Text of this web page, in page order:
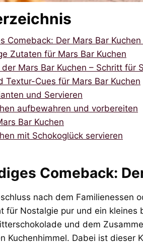
Comeback: Der Mars Bar
Zutaten für Mars Bar Kuchen
Mars Bar Kuchen – Schritt für
Textur-Cues für Mars Bar Kuchen
und Servieren
aufbewahren und vorbereiten
Bar Kuchen
mit Schokoglück servieren
Comeback:
nach dem Familienessen
für Nostalgie pur und ein
und dem
Kuchenhimmel. Dabei ist dieser